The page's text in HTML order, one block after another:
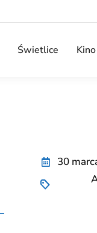
Świetlice
30